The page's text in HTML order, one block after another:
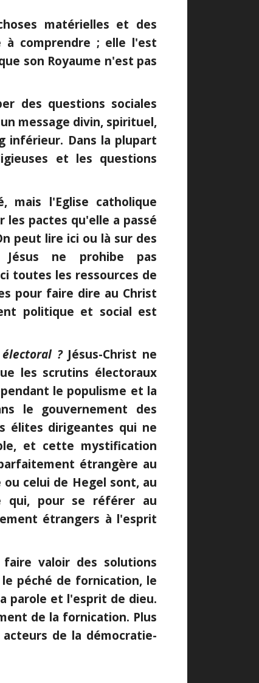
matérielles et des
à comprendre ; elle l'est
son Royaume n'est pas
des questions sociales
message divin, spirituel,
inférieur. Dans la plupart
et les questions
mais l'Eglise catholique
pactes qu'elle a passé
peut lire ici ou là sur des
ne prohibe pas
toutes les ressources de
pour faire dire au Christ
politique et social est
? Jésus-Christ ne
les scrutins électoraux
le populisme et la
le gouvernement des
élites dirigeantes qui ne
et cette mystification
étrangère au
celui de Hegel sont, au
qui, pour se référer au
étrangers à l'esprit
valoir des solutions
péché de fornication, le
parole et l'esprit de dieu.
de la fornication. Plus
de la démocratie-